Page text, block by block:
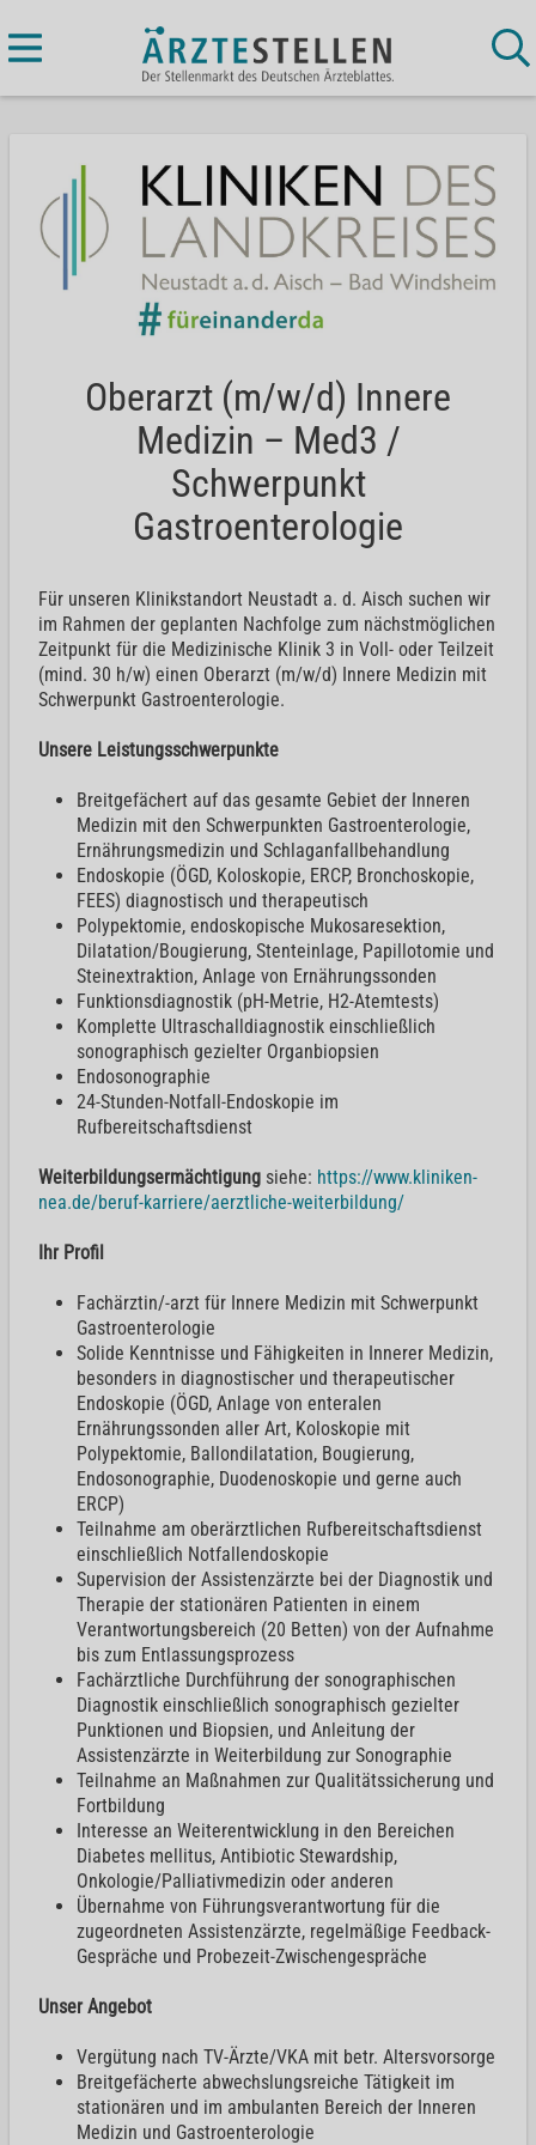
Oberarzt (m/w/d) Innere
Medizin – Med3 /
Schwerpunkt
Gastroenterologie
Für unseren Klinikstandort Neustadt a. d. Aisch suchen wir
im Rahmen der geplanten Nachfolge zum nächstmöglichen
Zeitpunkt für die Medizinische Klinik 3 in Voll- oder Teilzeit
(mind. 30 h/w) einen Oberarzt (m/w/d) Innere Medizin mit
Schwerpunkt Gastroenterologie.
Unsere Leistungsschwerpunkte
Breitgefächert auf das gesamte Gebiet der Inneren
Medizin mit den Schwerpunkten Gastroenterologie,
Ernährungsmedizin und Schlaganfallbehandlung
Endoskopie (ÖGD, Koloskopie, ERCP, Bronchoskopie,
FEES) diagnostisch und therapeutisch
Polypektomie, endoskopische Mukosaresektion,
Dilatation/Bougierung, Stenteinlage, Papillotomie und
Steinextraktion, Anlage von Ernährungssonden
Funktionsdiagnostik (pH-Metrie, H2-Atemtests)
Komplette Ultraschalldiagnostik einschließlich
sonographisch gezielter Organbiopsien
Endosonographie
24-Stunden-Notfall-Endoskopie im
Rufbereitschaftsdienst
Weiterbildungsermächtigung siehe: https://www.kliniken-
nea.de/beruf-karriere/aerztliche-weiterbildung/
Ihr Profil
Fachärztin/-arzt für Innere Medizin mit Schwerpunkt
Gastroenterologie
Solide Kenntnisse und Fähigkeiten in Innerer Medizin,
besonders in diagnostischer und therapeutischer
Endoskopie (ÖGD, Anlage von enteralen
Ernährungssonden aller Art, Koloskopie mit
Polypektomie, Ballondilatation, Bougierung,
Endosonographie, Duodenoskopie und gerne auch
ERCP)
Teilnahme am oberärztlichen Rufbereitschaftsdienst
einschließlich Notfallendoskopie
Supervision der Assistenzärzte bei der Diagnostik und
Therapie der stationären Patienten in einem
Verantwortungsbereich (20 Betten) von der Aufnahme
bis zum Entlassungsprozess
Fachärztliche Durchführung der sonographischen
Diagnostik einschließlich sonographisch gezielter
Punktionen und Biopsien, und Anleitung der
Assistenzärzte in Weiterbildung zur Sonographie
Teilnahme an Maßnahmen zur Qualitätssicherung und
Fortbildung
Interesse an Weiterentwicklung in den Bereichen
Diabetes mellitus, Antibiotic Stewardship,
Onkologie/Palliativmedizin oder anderen
Übernahme von Führungsverantwortung für die
zugeordneten Assistenzärzte, regelmäßige Feedback-
Gespräche und Probezeit-Zwischengespräche
Unser Angebot
Vergütung nach TV-Ärzte/VKA mit betr. Altersvorsorge
Breitgefächerte abwechslungsreiche Tätigkeit im
stationären und im ambulanten Bereich der Inneren
Medizin und Gastroenterologie